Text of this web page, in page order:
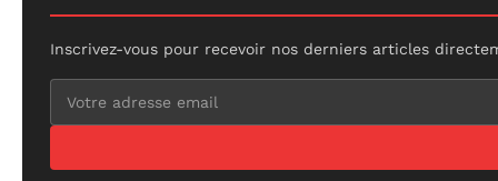
Inscrivez-vous pour recevoir nos derniers articles